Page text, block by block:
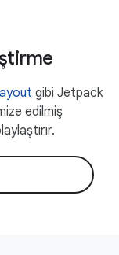
gibi Jetpack
edilmiş